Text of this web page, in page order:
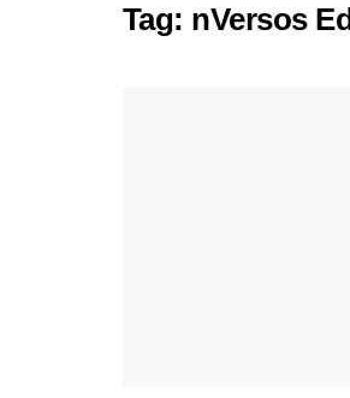
Tag: nVersos